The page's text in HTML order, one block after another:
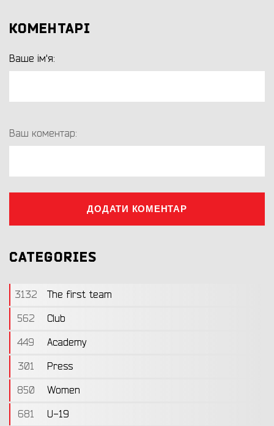
КОМЕНТАРІ
Ваше ім'я:
Ваш коментар:
ДОДАТИ КОМЕНТАР
CATEGORIES
3132
The first team
562
Club
449
Academy
301
Press
850
Women
681
U-19